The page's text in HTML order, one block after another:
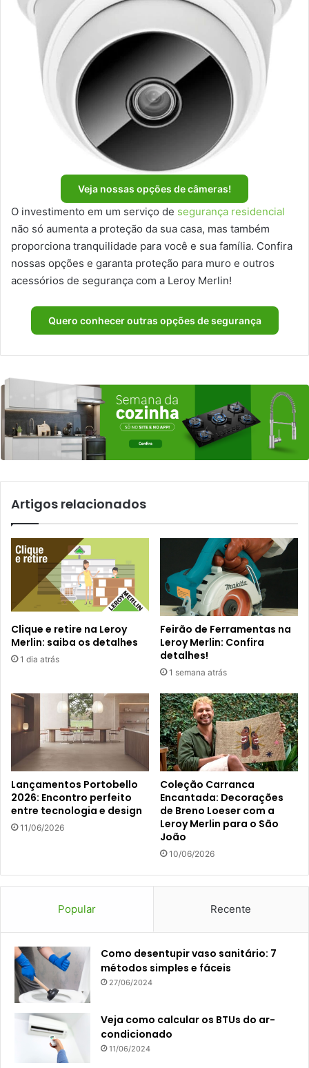
Veja nossas opções de câmeras!
O investimento em um serviço de segurança residencial
não só aumenta a proteção da sua casa, mas também
proporciona tranquilidade para você e sua família. Confira
nossas opções e garanta proteção para muro e outros
acessórios de segurança com a Leroy Merlin!
Quero conhecer outras opções de segurança
Artigos relacionados
Clique e retire na Leroy
Merlin: saiba os detalhes
1 dia atrás
Feirão de Ferramentas na
Leroy Merlin: Confira
detalhes!
1 semana atrás
Lançamentos Portobello
2026: Encontro perfeito
entre tecnologia e design
11/06/2026
Coleção Carranca
Encantada: Decorações
de Breno Loeser com a
Leroy Merlin para o São
João
10/06/2026
Popular Recente
Como desentupir vaso sanitário: 7
métodos simples e fáceis
27/06/2024
Veja como calcular os BTUs do ar-
condicionado
11/06/2024